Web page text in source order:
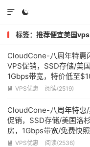


标签：推荐便宜美国vps
CloudCone-八周年特惠
VPS促销，SSD存储/美
1Gbps带宽，特价低至
 VPS优惠 阅读(2519)
CloudCone-八周年特惠
促销，SSD存储/美国洛
房，1Gbps带宽/免费快照
$13.2/年
 VPS优惠 阅读(2536)